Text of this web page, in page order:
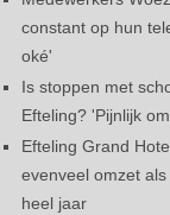
constant op hun
oké'
Is stoppen met
Efteling? 'Pijnlijk
Efteling Grand
evenveel omzet
heel jaar